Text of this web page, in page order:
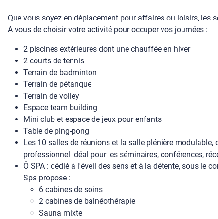
Que vous soyez en déplacement pour affaires ou loisirs, les
A vous de choisir votre activité pour occuper vos journées :
2 piscines extérieures dont une chauffée en hiver
2 courts de tennis
Terrain de badminton
Terrain de pétanque
Terrain de volley
Espace team building
Mini club et espace de jeux pour enfants
Table de ping-pong
Les 10 salles de réunions et la salle plénière
professionnel idéal pour les séminaires, conférences,
Ô SPA : dédié à l'éveil des sens et à la détente, sous le
Spa propose :
6 cabines de soins
2 cabines de balnéothérapie
Sauna mixte